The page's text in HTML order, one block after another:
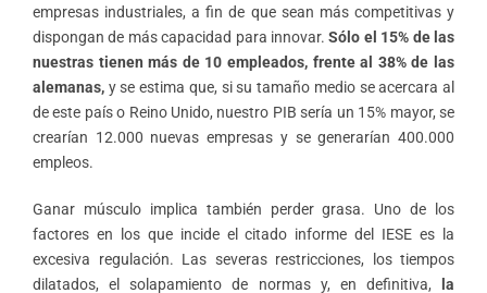
empresas industriales, a fin de que sean más competitivas y
dispongan de más capacidad para innovar.Sólo el 15% de las
nuestras tienen más de 10 empleados, frente al 38% de las
alemanas, y se estima que, si su tamaño medio se acercara al
de este país o Reino Unido, nuestro PIB sería un 15% mayor, se
crearían 12.000 nuevas empresas y se generarían 400.000
empleos.
Ganar músculo implica también perder grasa. Uno de los
factores en los que incide el citado informe del IESE es la
excesiva regulación. Las severas restricciones, los tiempos
dilatados, el solapamiento de normas y, en definitiva, la